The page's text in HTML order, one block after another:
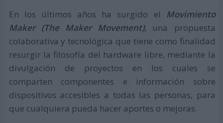
En los últimos años ha surgido el Movimiento
Maker (The Maker Movement), una propuesta
colaborativa y tecnológica que tiene como finalidad
resurgir la filosofía del hardware libre, mediante la
divulgación de proyectos en los cuales se
comparten componentes e información sobre
dispositivos accesibles a todas las personas, para
que cualquiera pueda hacer aportes o mejoras.